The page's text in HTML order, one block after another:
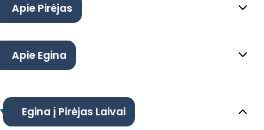
Apie Pirėjas
Apie Egina
Egina į Pirėjas Laivai